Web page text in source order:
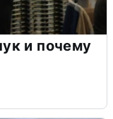
и почему